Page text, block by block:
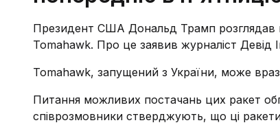
Президент США Дональд Трамп розглядав
Tomahawk. Про це заявив журналіст Девід
Tomahawk, запущений з України, може
Питання можливих постачань цих ракет
співрозмовники стверджують, що ці